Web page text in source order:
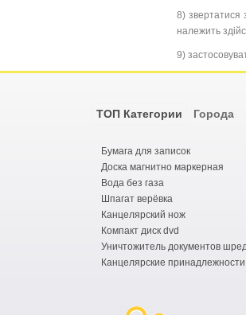
8) звертатися
належить
9)
ТОП Категории Города
Бумага для записок
Доска магнитно маркерная
Вода без газа
Шпагат верёвка
Канцелярский нож
Компакт диск dvd
Уничтожитель документов
Канцелярские принадлежности